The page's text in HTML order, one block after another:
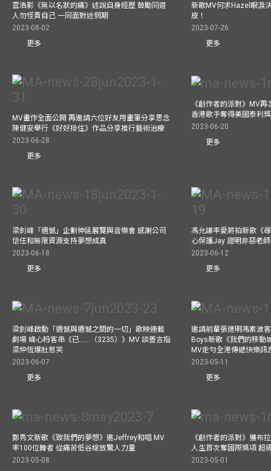
雲浩影《無以名狀的痛》述說自身經歷 鼓勵同道
人勿怪責自己 一同面對迷惘期
2023-08-02
更多
新歌MV何求Hazel眼淚
皮！
2023-07-26
更多
MV畫作全面公開 再邀請六位好友用畫筆分享思念
陳健安舉行《好好掛住》作品分享推行藝術治療
2023-06-28
更多
《創作者的派對》MV
香港歌手奪得美國泰利
2023-06-20
更多
梁釗峰「遺憾」企劃伸延展覽與音樂會 感謝公司
信任和無限資源支持夢想成真
2023-06-18
更多
馮允謙率愛將拍新歌《
心保護Jay 證明非惡老
2023-06-12
更多
梁釗峰啟動「遺憾與遺憾之間的一切」歌映連載
劇場 峰心粉客串《已……（3235）》MV 談善言指
梁仲恆爆肚惹笑
2023-06-07
更多
邀請前輩張達明馮素波
Boys新歌《我們的移動
MV走勻全港傳遞快樂訊
2023-05-11
更多
鄭秀文新歌《致我們的夢想》邀Jeffrey和唱 MV
率100位舞者 從痛苦低谷綻放驚人力量
2023-05-08
《創作者的派對》獲布
人生首次奪國際獎項 超
2023-05-01